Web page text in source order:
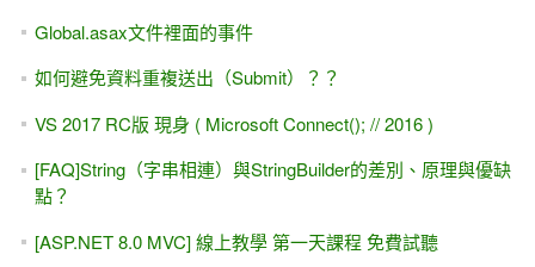
Global.asax文件裡面的事件
如何避免資料重複送出（Submit）？？
VS 2017 RC版 現身 ( Microsoft Connect(); // 2016 )
[FAQ]String（字串相連）與StringBuilder的差別、原理與優缺
點？
[ASP.NET 8.0 MVC] 線上教學 第一天課程 免費試聽